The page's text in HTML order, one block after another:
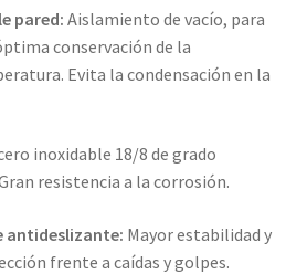
pared: Aislamiento de vacío, para
conservación de la
Evita la condensación en la
inoxidable 18/8 de grado
resistencia a la corrosión.
antideslizante: Mayor estabilidad y
frente a caídas y golpes.